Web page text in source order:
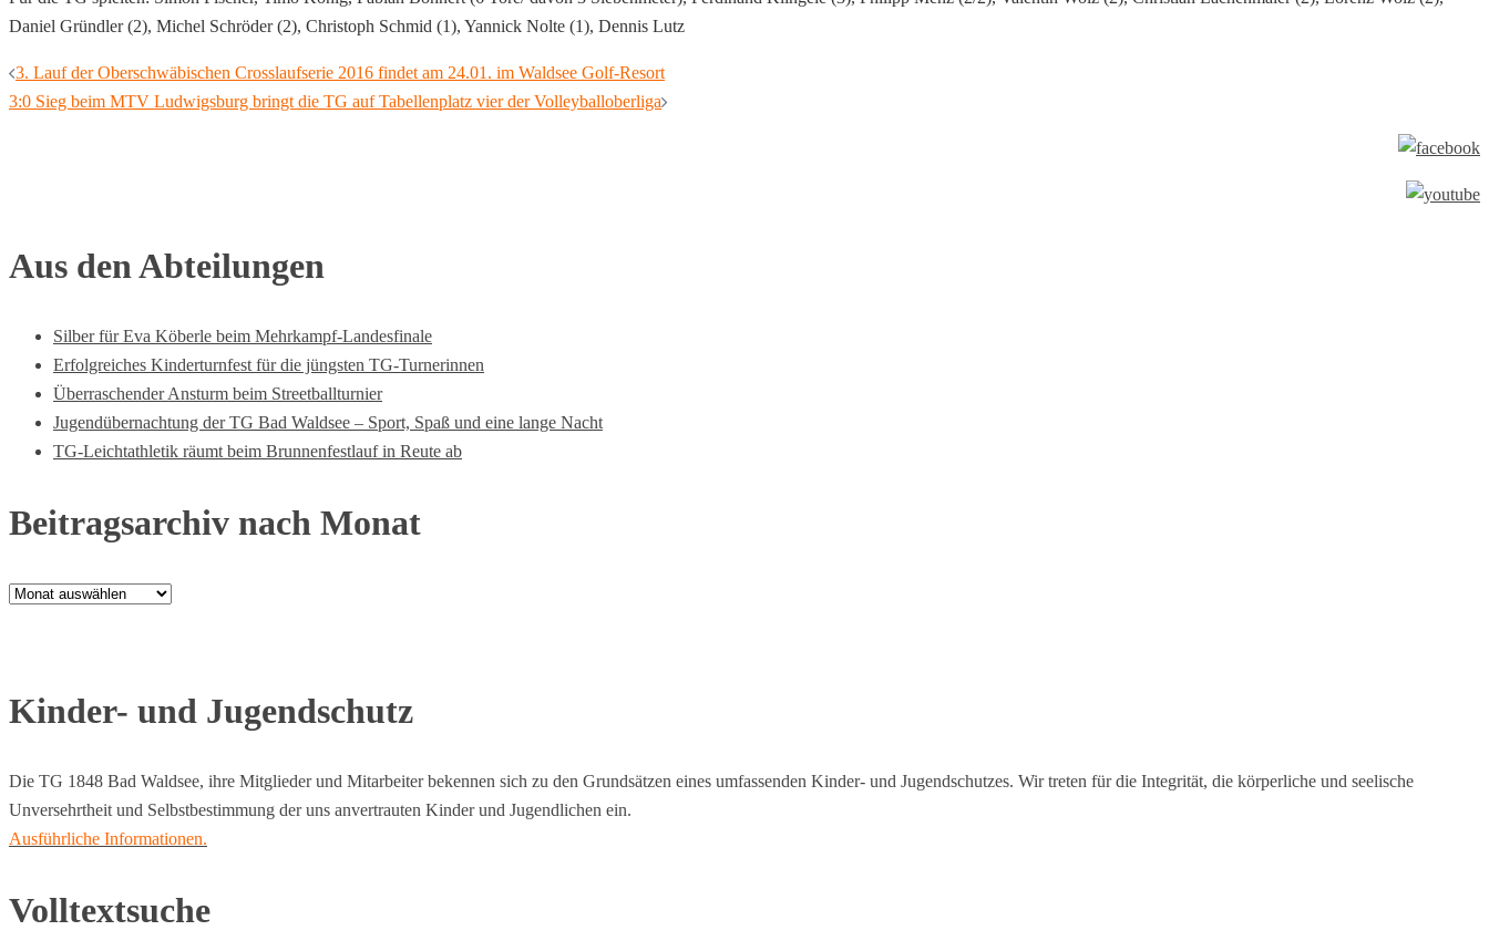
Daniel Gründler (2), Michel Schröder (2), Christoph Schmid (1), Yannick Nolte (1), Dennis Lutz
Beitragsnavigation
3. Lauf der Oberschwäbischen Crosslaufserie 2016 findet am 24.01. im Waldsee Golf-Resort
3:0 Sieg beim MTV Ludwigsburg bringt die TG auf Tabellenplatz vier der Volleyballoberliga
Aus den Abteilungen
Silber für Eva Köberle beim Mehrkampf-Landesfinale
Erfolgreiches Kinderturnfest für die jüngsten TG-Turnerinnen
Überraschender Ansturm beim Streetballturnier
Jugendübernachtung der TG Bad Waldsee – Sport, Spaß und eine lange Nacht
TG-Leichtathletik räumt beim Brunnenfestlauf in Reute ab
Beitragsarchiv nach Monat
Beitragsarchiv
Kinder- und Jugendschutz
Die TG 1848 Bad Waldsee, ihre Mitglieder und Mitarbeiter bekennen sich zu den Grundsätzen eines umfassenden Kinder- und Jugendschutzes. Wir treten für die Integrität, die körperliche und seelische
Unversehrtheit und Selbstbestimmung der uns anvertrauten Kinder und Jugendlichen ein.
Ausführliche Informationen.
Volltextsuche